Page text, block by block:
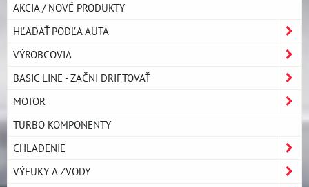
AKCIA / NOVÉ PRODUKTY
HĽADAŤ PODĽA AUTA
VÝROBCOVIA
BASIC LINE - ZAČNI DRIFTOVAŤ
MOTOR
TURBO KOMPONENTY
CHLADENIE
VÝFUKY A ZVODY